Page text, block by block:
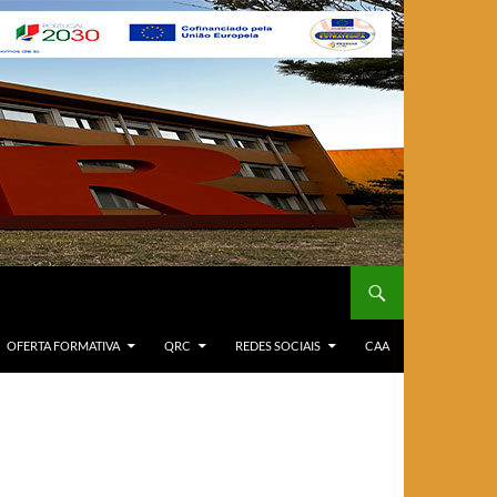
OFERTA FORMATIVA QRC REDES SOCIAIS CAA